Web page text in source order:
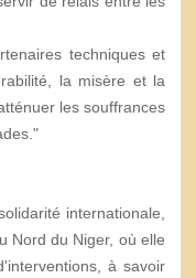
techniques et
la misère et la
les souffrances
internationale,
Nord du Niger, où elle
à savoir